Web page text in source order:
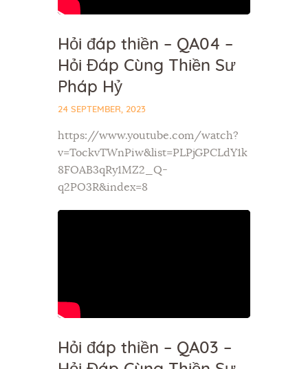
Hỏi đáp thiền – QA04 –
Hỏi Đáp Cùng Thiền Sư
Pháp Hỷ
24 SEPTEMBER, 2023
https://www.youtube.com/watch?
v=TockvTWnPiw&list=PLPjGPCLdY1k
8FOAB3qRy1MZ2_Q-
q2PO3R&index=8
Hỏi đáp thiền – QA03 –